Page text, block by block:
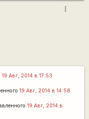
more_vert
19 Авг, 2014 в 17:53
19 Авг, 2014 в 14:58
19 Авг, 2014 в